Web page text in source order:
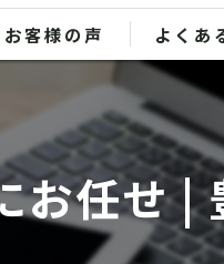
お客様の声 よくあ
お任せ |